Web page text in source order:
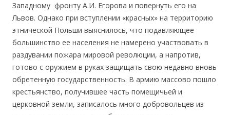
Западному фронту А.И. Егорова и повернуть его на
Львов. Однако при вступлении «красных» на территорию
этнической Польши выяснилось, что подавляющее
большинство ее населения не намерено участвовать в
раздувании пожара мировой революции, а напротив,
готово с оружием в руках защищать свою недавно вновь
обретенную государственность. В армию массово пошло
крестьянство, получившее часть помещичьей и
церковной земли, записалось много добровольцев из